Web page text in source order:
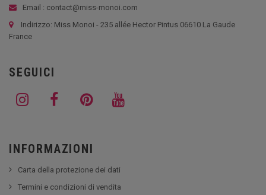
Email : contact@miss-monoi.com
Indirizzo: Miss Monoi - 235 allée Hector Pintus 06610 La Gaude
France
SEGUICI
INFORMAZIONI
Carta della protezione dei dati
Termini e condizioni di vendita